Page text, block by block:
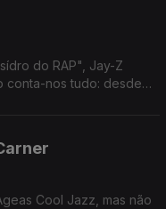
do RAP", Jay-Z
conta-nos tudo: desde
Cool Jazz, mas não